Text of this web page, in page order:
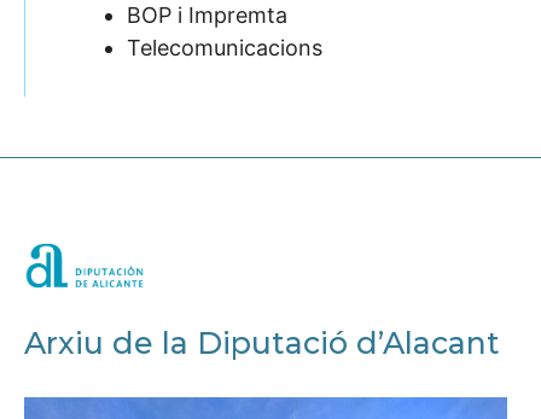
BOP i Impremta
Telecomunicacions
Arxiu de la Diputació d’Alacant